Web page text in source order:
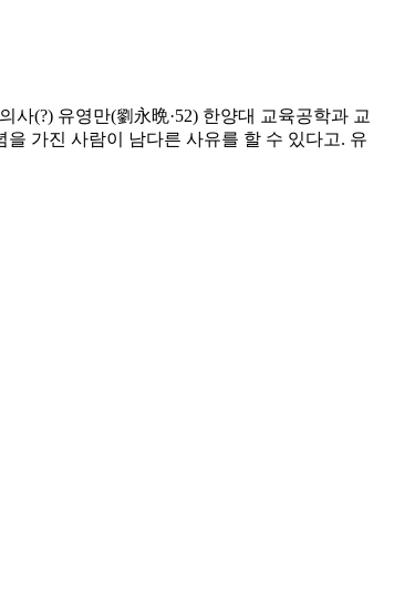
사(?) 유영만(劉永晩·52) 한양대 교육공학과 교
가진 사람이 남다른 사유를 할 수 있다고. 유